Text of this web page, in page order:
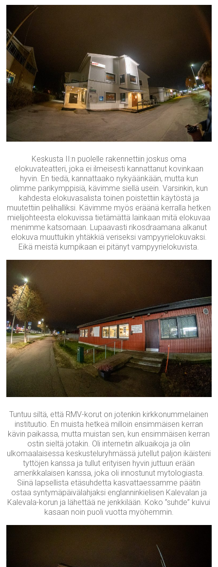
Keskusta II:n puolelle rakennettiin joskus oma
elokuvateatteri, joka ei ilmeisesti kannattanut kovinkaan
hyvin. En tiedä, kannattaako nykyäänkään, mutta kun
olimme parikymppisiä, kävimme siellä usein. Varsinkin, kun
kahdesta elokuvasalista toinen poistettiin käytöstä ja
muutettiin pelihalliksi. Kävimme myös eräänä kerralla hetken
mielijohteesta elokuvissa tietämättä lainkaan mitä elokuvaa
menimme katsomaan. Lupaavasti rikosdraamana alkanut
elokuva muuttuikin yhtäkkiä veriseksi vampyyrielokuvaksi.
Eikä meistä kumpikaan ei pitänyt vampyyrielokuvista.
Tuntuu siltä, että RMV-korut on jotenkin kirkkonummelainen
instituutio. En muista hetkeä milloin ensimmäisen kerran
kävin paikassa, mutta muistan sen, kun ensimmäisen kerran
ostin sieltä jotakin. Oli internetin alkuaikoja ja olin
ulkomaalaisessa keskusteluryhmässä jutellut paljon ikäisteni
tyttöjen kanssa ja tullut erityisen hyvin juttuun erään
amerikkalaisen kanssa, joka oli innostunut mytologiasta.
Siinä lapsellista etäsuhdetta kasvattaessamme päätin
ostaa syntymäpäivälahjaksi englanninkielisen Kalevalan ja
Kalevala-korun ja lähettää ne jenkkilään. Koko ”suhde” kuivui
kasaan noin puoli vuotta myöhemmin.